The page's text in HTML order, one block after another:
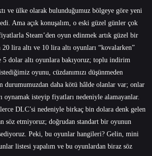
ve ülke olarak bulunduğumuz bölgeye göre yeni
Ama açık konuşalım, o eski güzel günler çok
Steam’den oyun edinmek artık güzel bir
20 lira altı ve 10 lira altı oyunları “kovalarken”
5 dolar altı oyunlara bakıyoruz; toplu indirim
oyunu, cüzdanımızı düşünmeden
durumumuzdan daha kötü hâlde olanlar var; onlar
oynamak isteyip fiyatları nedeniyle alamayanlar.
DLC’si nedeniyle birkaç bin dolara denk gelen
söz etmiyoruz; doğrudan standart bir oyunun
Peki, bu oyunlar hangileri? Gelin, mini
listesi yapalım ve bu oyunlardan biraz söz